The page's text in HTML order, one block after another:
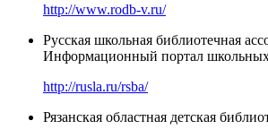
http://www.rodb-v.ru/
Русская школьная библиотечная
Информационный портал
http://rusla.ru/rsba/
Рязанская областная детская